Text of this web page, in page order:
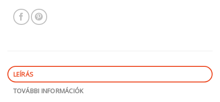
LEÍRÁS
TOVÁBBI INFORMÁCIÓK